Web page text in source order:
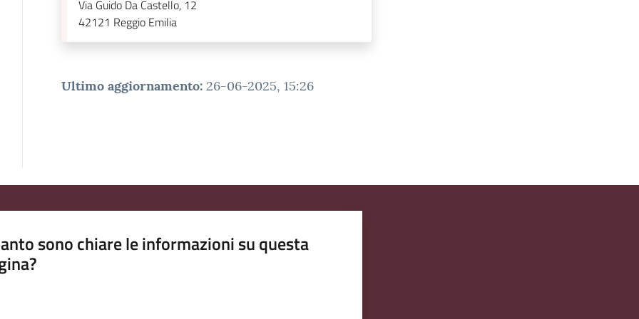
Via Guido Da Castello, 12
42121 Reggio Emilia
Ultimo aggiornamento: 26-06-2025, 15:26
sono chiare le informazioni su questa